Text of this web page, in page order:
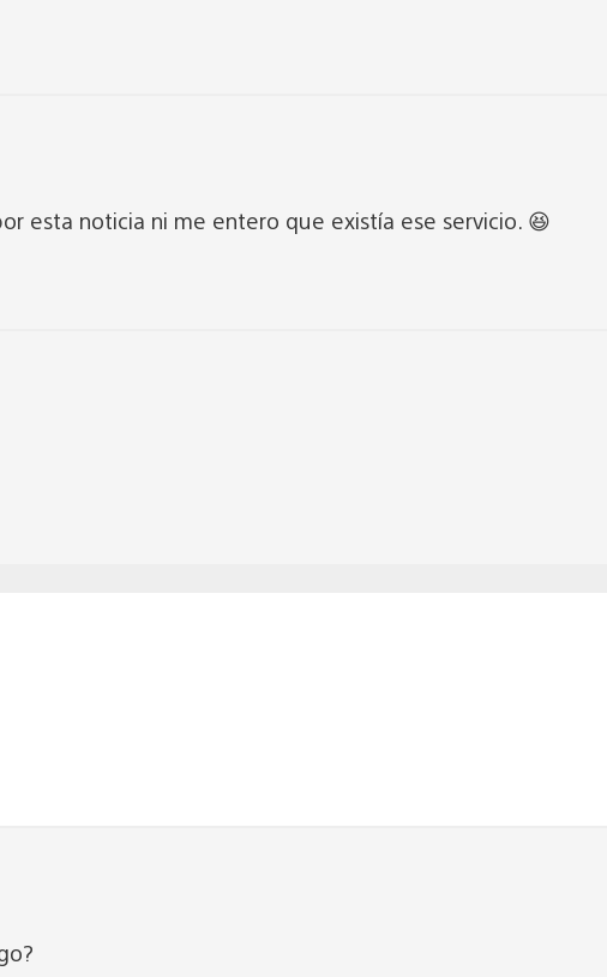
esta noticia ni me entero que existía ese servicio. 😆